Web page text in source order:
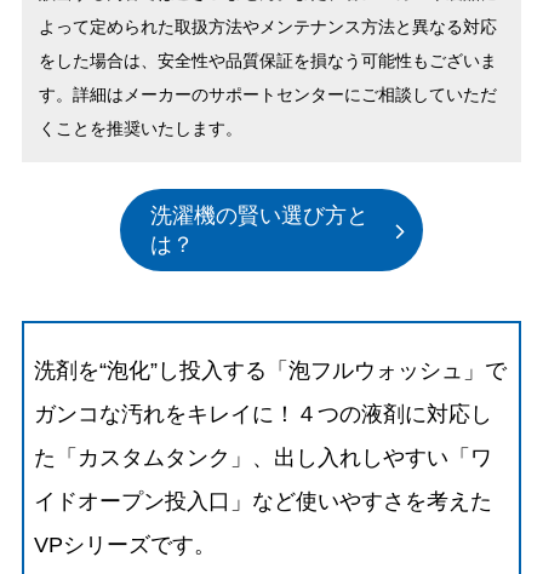
よって定められた取扱方法やメンテナンス方法と異なる対応
をした場合は、安全性や品質保証を損なう可能性もございま
す。詳細はメーカーのサポートセンターにご相談していただ
くことを推奨いたします。
洗濯機の賢い選び方と
は？
洗剤を“泡化”し投入する「泡フルウォッシュ」で
ガンコな汚れをキレイに！４つの液剤に対応し
た「カスタムタンク」、出し入れしやすい「ワ
イドオープン投入口」など使いやすさを考えた
VPシリーズです。